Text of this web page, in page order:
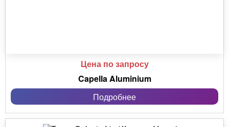
Цена по запросу
Capella Aluminium
Подробнее